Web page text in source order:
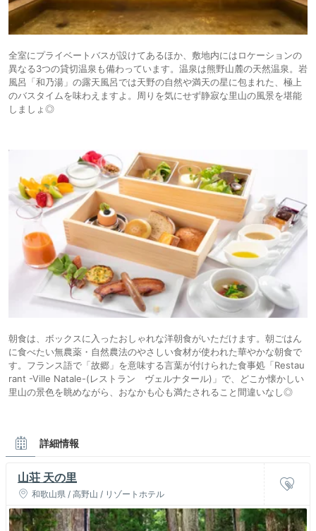
全室にプライベートバスが設けてあるほか、敷地内にはロケーションの
異なる3つの貸切温泉も備わっています。温泉は熊野山麓の天然温泉。岩
風呂「和乃湯」の露天風呂では天野の自然や満天の星に包まれた、極上
のバスタイムを味わえますよ。周りを気にせず静寂な里山の風景を堪能
しましょ◎
朝食は、ボックスに入ったおしゃれな洋朝食がいただけます。朝ごはん
に食べたい無農薬・自然農法のやさしい食材が使われた華やかな朝食で
す。フランス語で「故郷」を意味する言葉が付けられた食事処「Restau
rant -Ville Natale-(レストラン ヴェルナタール)」で、どこか懐かしい
里山の景色を眺めながら、おなかも心も満たされること間違いなし◎
詳細情報
山荘 天の里
和歌山県 / 高野山 / リゾートホテル